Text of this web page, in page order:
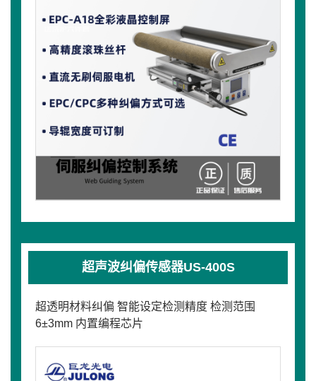
超声波纠偏传感器US-400S
超透明材料纠偏 智能设定检测精度 检测范围
6±3mm 内置编程芯片